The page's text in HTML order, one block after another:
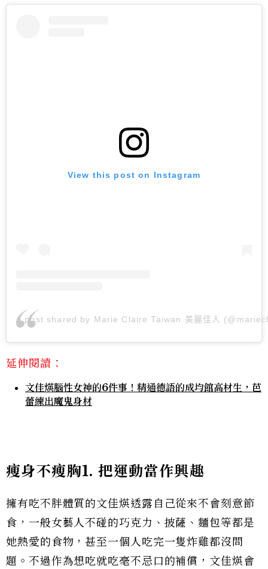
View this post on Instagram
A post shared by Marie Claire Taiwan 美麗佳人
延伸閱讀：
文佳煐腦性女神的6件事！精通德語的成均館高材生，芭
蕾練出魔鬼身材
瘦身不瘦胸1. 把運動當作興趣
擁有吃不胖體質的文佳煐透露自己從來不會刻意節
食，一般女藝人不碰的巧克力、披薩、麵包等都是
她熱愛的食物，甚至一個人吃完一隻炸雞都沒問
題。不過作為想吃就吃毫不忌口的補償，文佳煐會